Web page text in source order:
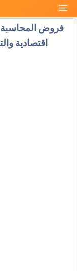
انتقل
إلى
المحتوى
القائمة
فروض المحاسبة
اقتصادية والتدبير 2023-2024